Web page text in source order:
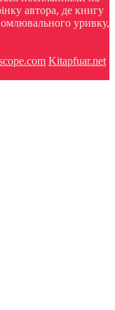
автора, де книгу
уривку,
Kitapfuar.net